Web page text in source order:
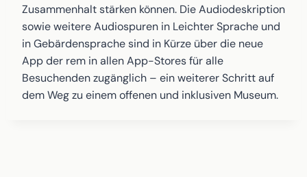
Zusammenhalt stärken können. Die Audiodeskription
sowie weitere Audiospuren in Leichter Sprache und
in Gebärdensprache sind in Kürze über die neue
App der rem in allen App-Stores für alle
Besuchenden zugänglich – ein weiterer Schritt auf
dem Weg zu einem offenen und inklusiven Museum.